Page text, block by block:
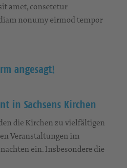
amet, consetetur
nonumy eirmod tempor
angesagt!
in Sachsens Kirchen
die Kirchen zu vielfältigen
Veranstaltungen im
ein. Insbesondere die